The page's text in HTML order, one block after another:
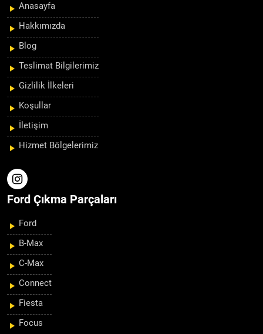
Anasayfa
Hakkımızda
Blog
Teslimat Bilgilerimiz
Gizlilik İlkeleri
Koşullar
İletişim
Hizmet Bölgelerimiz
Ford Çıkma Parçaları
Ford
B-Max
C-Max
Connect
Fiesta
Focus